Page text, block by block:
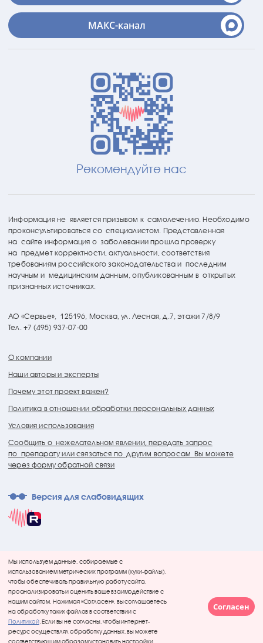
МАКС-канал
О компании
Наши авторы и эксперты
Почему этот проект важен?
Политика в отношении обработки персональных данных
Условия использования
Сообщить о нежелательном явлении, передать запрос
по препарату или связаться по другим вопросам Вы можете
через форму обратной связи
АО «Сервье», 125196, Москва, ул. Лесная, д.7, этажи 7/8/9
Тел. +7 (495) 937-07-00
Версия для слабовидящих
Информация не является призывом к самолечению. Необходимо
проконсультироваться со специалистом. Представленная
на сайте информация о заболевании прошла проверку
на предмет корректности, актуальности, соответствия
требованиям российского законодательства и последним
научным и медицинским данным, опубликованным в открытых
признанных источниках.
Рекомендуйте нас
Мы используем данные, собираемые с
использованием метрических программ (куки-файлы),
чтобы обеспечивать правильную работу сайта,
проанализировать и оценить ваше взаимодействие с
нашим сайтом. Нажимая «Согласен», вы соглашаетесь
на обработку таких файлов в соответствии с
Политикой. Если вы не согласны, чтобы интернет-
ресурс осуществлял обработку данных, вы можете
соответствующим образом установить настройки
Согласен